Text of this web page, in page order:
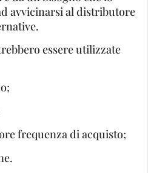
avvicinarsi al distributore
essere utilizzate
frequenza di acquisto;